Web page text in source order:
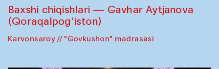
Baxshi chiqishlari — Gavhar Aytjanova
(Qoraqalpog‘iston)
Karvonsaroy // "Govkushon" madrasasi